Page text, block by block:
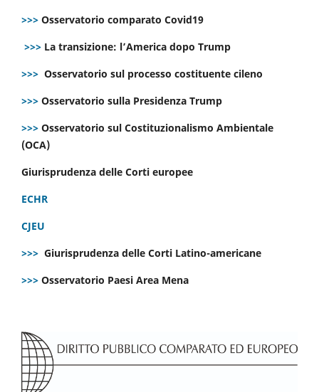
>>> Osservatorio comparato Covid19
>>> La transizione: l’America dopo Trump
>>> Osservatorio sul processo costituente cileno
>>> Osservatorio sulla Presidenza Trump
>>> Osservatorio sul Costituzionalismo Ambientale
(OCA)
Giurisprudenza delle Corti europee
ECHR
CJEU
>>> Giurisprudenza delle Corti Latino-americane
>>> Osservatorio Paesi Area Mena